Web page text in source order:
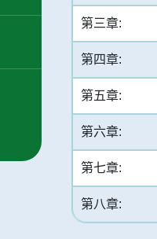
環保管理
促進種族平等
無障礙場地、
第三章:
第四章:
第五章:
第六章:
第七章:
第八章: